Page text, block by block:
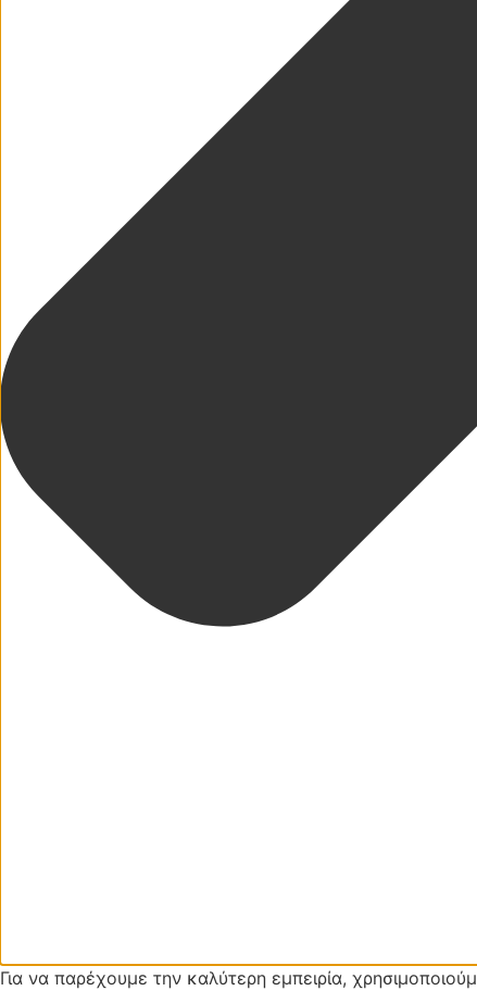
Για να παρέχουμε την καλύτερη εμπειρία,